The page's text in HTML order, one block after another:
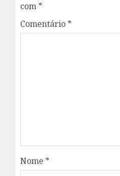
com *
Comentário *
Nome *